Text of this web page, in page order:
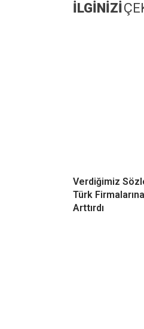
İLGİNİZİ
Verdiğimiz
Türk
Arttırdı